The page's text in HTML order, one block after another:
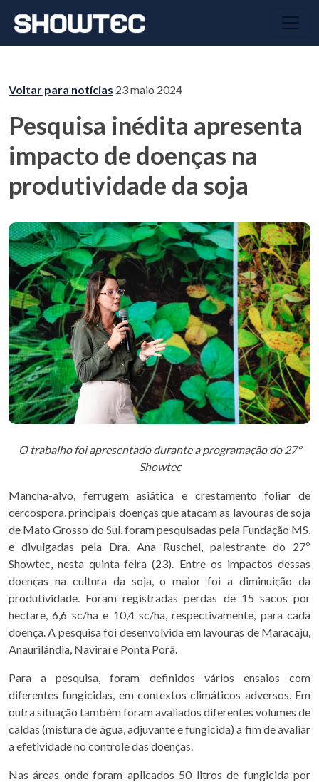
Voltar para notícias 23 maio 2024
Pesquisa inédita apresenta
impacto de doenças na
produtividade da soja
O trabalho foi apresentado durante a programação do 27º
Showtec
Mancha-alvo, ferrugem asiática e crestamento foliar de
cercospora, principais doenças que atacam as lavouras de soja
de Mato Grosso do Sul, foram pesquisadas pela Fundação MS,
e divulgadas pela Dra. Ana Ruschel, palestrante do 27º
Showtec, nesta quinta-feira (23). Entre os impactos dessas
doenças na cultura da soja, o maior foi a diminuição da
produtividade. Foram registradas perdas de 15 sacos por
hectare, 6,6 sc/ha e 10,4 sc/ha, respectivamente, para cada
doença. A pesquisa foi desenvolvida em lavouras de Maracaju,
Anaurilândia, Naviraí e Ponta Porã.
Para a pesquisa, foram definidos vários ensaios com
diferentes fungicidas, em contextos climáticos adversos. Em
outra situação também foram avaliados diferentes volumes de
caldas (mistura de água, adjuvante e fungicida) a fim de avaliar
a efetividade no controle das doenças.
Nas áreas onde foram aplicados 50 litros de fungicida por